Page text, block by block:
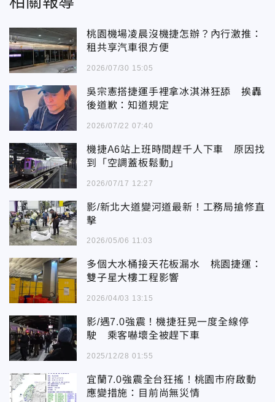
桃園機場凌晨沒機捷怎辦？內行激推：
租共享汽車很方便
2026/07/30 15:05
吳宗憲搭捷運手裡拿冰淇淋狂舔 挨轟
後道歉：知道規定
2026/07/22 07:40
機捷A6站上班時間趕千人下車 原因找
到「空調蓋板鬆動」
2026/07/17 12:27
影/新北大道變河道最新！工務局搶修直
擊
2026/05/06 11:03
多個大水桶接天花板漏水 桃園捷運：
雙子星大樓工程影響
2026/04/03 13:15
影/遇7.0強震！機捷狂晃一度全線停
駛 乘客嚇壞全被趕下車
2025/12/28 01:55
宜蘭7.0強震全台狂搖！桃園市府啟動
應變措施：目前尚無災情